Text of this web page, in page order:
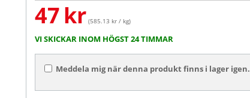
47kr (585.13 kr / kg)
VI SKICKAR INOM HÖGST 24 TIMMAR
Meddela mig när denna produkt finns i lager igen.